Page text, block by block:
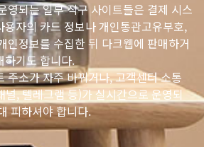
영되는 일부 직구 사이트들은 결제 시스
용자의 카드 정보나 개인통관고유부호,
인정보를 수집한 뒤 다크웹에 판매하거
하기도 합니다.
주소가 자주 바뀌거나, 고객센터 소통
널, 텔레그램 등)가 실시간으로 운영되
피하셔야 합니다.